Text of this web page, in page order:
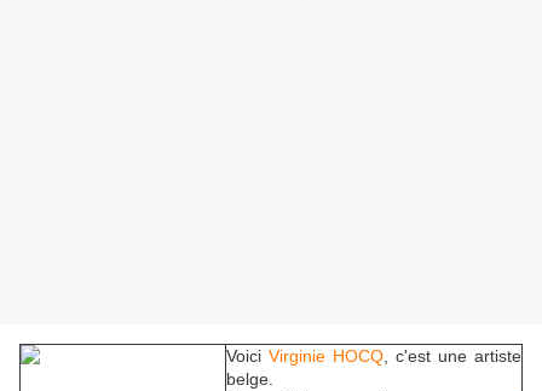
Voici Virginie HOCQ , c'est une artiste
belge.